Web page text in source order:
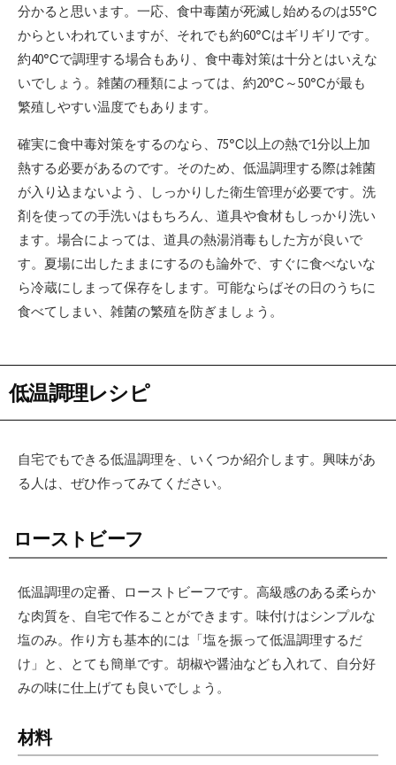
分かると思います。一応、食中毒菌が死滅し始めるのは55℃
からといわれていますが、それでも約60℃はギリギリです。
約40℃で調理する場合もあり、食中毒対策は十分とはいえな
いでしょう。雑菌の種類によっては、約20℃～50℃が最も
繁殖しやすい温度でもあります。
確実に食中毒対策をするのなら、75℃以上の熱で1分以上加
熱する必要があるのです。そのため、低温調理する際は雑菌
が入り込まないよう、しっかりした衛生管理が必要です。洗
剤を使っての手洗いはもちろん、道具や食材もしっかり洗い
ます。場合によっては、道具の熱湯消毒もした方が良いで
す。夏場に出したままにするのも論外で、すぐに食べないな
ら冷蔵にしまって保存をします。可能ならばその日のうちに
食べてしまい、雑菌の繁殖を防ぎましょう。
低温調理レシピ
自宅でもできる低温調理を、いくつか紹介します。興味があ
る人は、ぜひ作ってみてください。
ローストビーフ
低温調理の定番、ローストビーフです。高級感のある柔らか
な肉質を、自宅で作ることができます。味付けはシンプルな
塩のみ。作り方も基本的には「塩を振って低温調理するだ
け」と、とても簡単です。胡椒や醤油なども入れて、自分好
みの味に仕上げても良いでしょう。
材料